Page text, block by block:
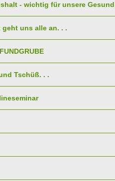
- wichtig für unsere
geht uns alle an. . .
Tschüß. . .